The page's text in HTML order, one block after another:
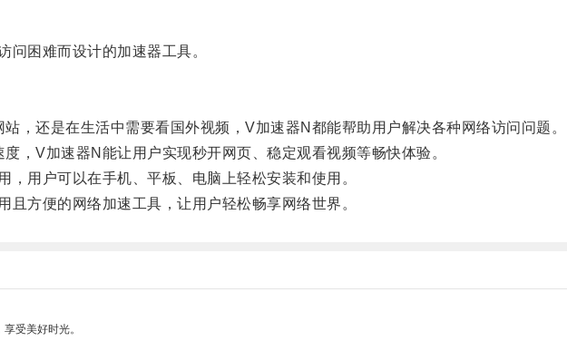
困难而设计的加速器工具。
还是在生活中需要看国外视频，V加速器N都能帮助用户解决各种网络访问问题。
V加速器N能让用户实现秒开网页、稳定观看视频等畅快体验。
用户可以在手机、平板、电脑上轻松安装和使用。
方便的网络加速工具，让用户轻松畅享网络世界。
受美好时光。